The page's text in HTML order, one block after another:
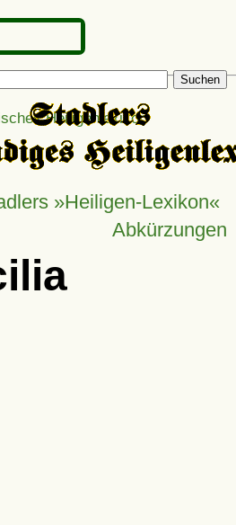
Suchen
»Heiligen-Lexikon«
Abkürzungen
Heiligenlexikon